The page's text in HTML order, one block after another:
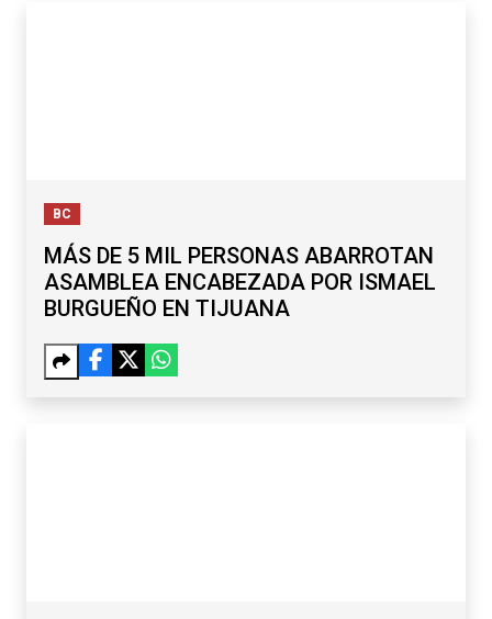
BC
MÁS DE 5 MIL PERSONAS ABARROTAN
ASAMBLEA ENCABEZADA POR ISMAEL
BURGUEÑO EN TIJUANA